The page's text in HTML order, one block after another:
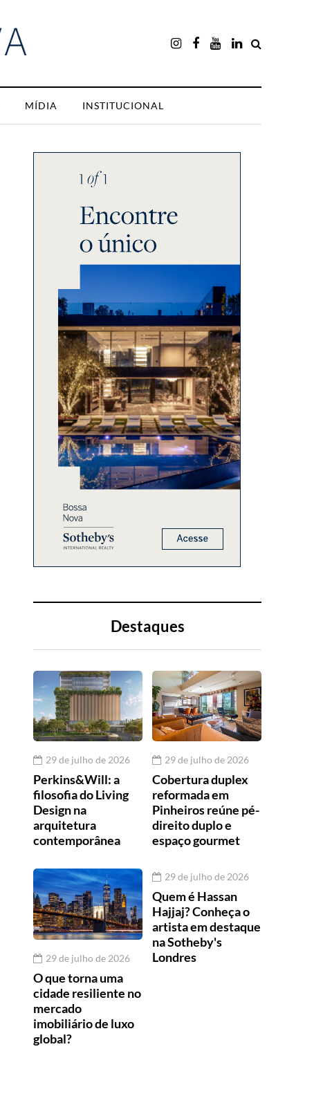
MÍDIA INSTITUCIONAL
Destaques
29 de julho de 2026
Perkins&Will: a
filosofia do Living
Design na
arquitetura
contemporânea
29 de julho de 2026
Cobertura duplex
reformada em
Pinheiros reúne pé-
direito duplo e
espaço gourmet
29 de julho de 2026
O que torna uma
cidade resiliente no
mercado
imobiliário de luxo
global?
29 de julho de 2026
Quem é Hassan
Hajjaj? Conheça o
artista em destaque
na Sotheby's
Londres